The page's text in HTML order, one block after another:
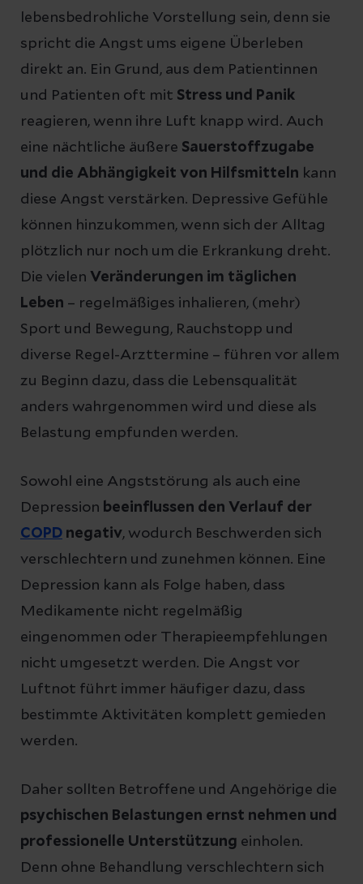
lebensbedrohliche Vorstellung sein, denn sie
spricht die Angst ums eigene Überleben
direkt an. Ein Grund, aus dem Patientinnen
und Patienten oft mit Stress und Panik
reagieren, wenn ihre Luft knapp wird. Auch
eine nächtliche äußere Sauerstoffzugabe
und die Abhängigkeit von Hilfsmitteln kann
diese Angst verstärken. Depressive Gefühle
können hinzukommen, wenn sich der Alltag
plötzlich nur noch um die Erkrankung dreht.
Die vielen Veränderungen im täglichen
Leben – regelmäßiges inhalieren, (mehr)
Sport und Bewegung, Rauchstopp und
diverse Regel-Arzttermine – führen vor allem
zu Beginn dazu, dass die Lebensqualität
anders wahrgenommen wird und diese als
Belastung empfunden werden.
Sowohl eine Angststörung als auch eine
Depression beeinflussen den Verlauf der
COPD negativ, wodurch Beschwerden sich
verschlechtern und zunehmen können. Eine
Depression kann als Folge haben, dass
Medikamente nicht regelmäßig
eingenommen oder Therapieempfehlungen
nicht umgesetzt werden. Die Angst vor
Luftnot führt immer häufiger dazu, dass
bestimmte Aktivitäten komplett gemieden
werden.
Daher sollten Betroffene und Angehörige die
psychischen Belastungen ernst nehmen und
professionelle Unterstützung einholen.
Denn ohne Behandlung verschlechtern sich